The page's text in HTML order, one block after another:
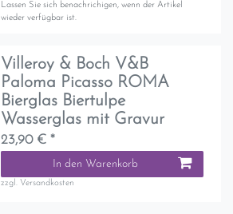
Lassen Sie sich benachrichigen, wenn der Artikel
wieder verfügbar ist.
Villeroy & Boch V&B
Paloma Picasso ROMA
Bierglas Biertulpe
Wasserglas mit Gravur
23,90 € *
In den Warenkorb
zzgl. Versandkosten